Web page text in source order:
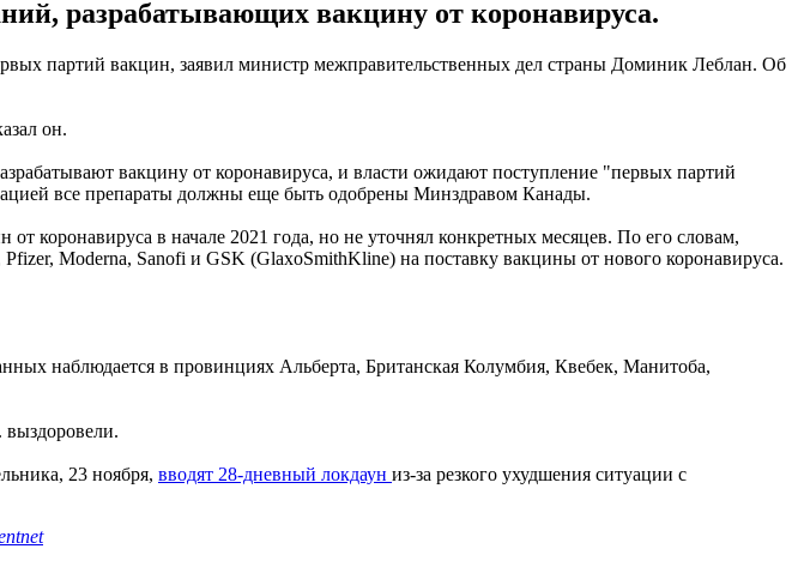
разрабатывающих вакцину от коронавируса.
партий вакцин, заявил министр межправительственных дел страны Доминик Леблан. Об
он.
вакцину от коронавируса, и власти ожидают поступление "первых партий
все препараты должны еще быть одобрены Минздравом Канады.
коронавируса в начале 2021 года, но не уточнял конкретных месяцев. По его словам,
Moderna, Sanofi и GSK (GlaxoSmithKline) на поставку вакцины от нового коронавируса.
наблюдается в провинциях Альберта, Британская Колумбия, Квебек, Манитоба,
выздоровели.
23 ноября, вводят 28-дневный локдаун из-за резкого ухудшения ситуации с